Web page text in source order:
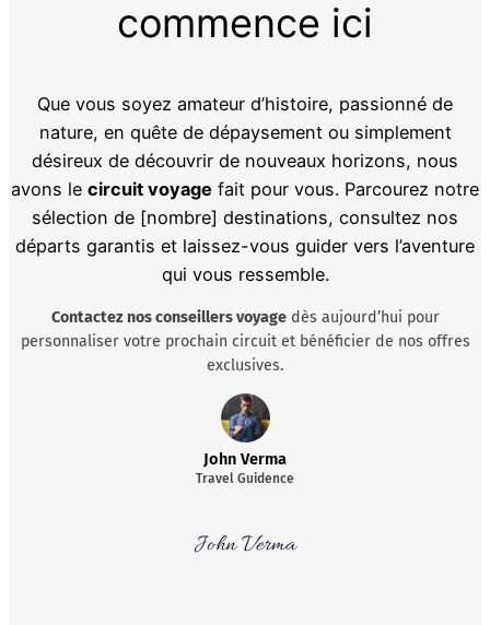
commence ici
Que vous soyez amateur d’histoire, passionné de
nature, en quête de dépaysement ou simplement
désireux de découvrir de nouveaux horizons, nous
avons le circuit voyage fait pour vous. Parcourez notre
sélection de [nombre] destinations, consultez nos
départs garantis et laissez-vous guider vers l’aventure
qui vous ressemble.
Contactez nos conseillers voyagedès aujourd’hui pour
personnaliser votre prochain circuit et bénéficier de nos offres
exclusives.
John Verma
Travel Guidence
John Verma